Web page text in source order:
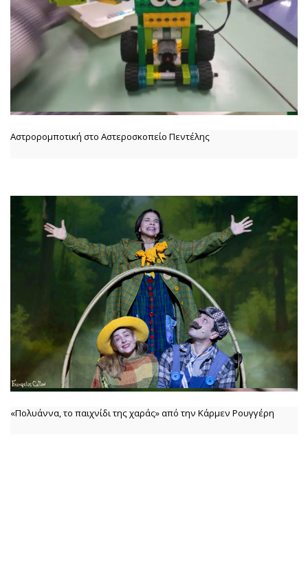
Αστρορομποτική στο Αστεροσκοπείο Πεντέλης
«Πολυάννα, το παιχνίδι της χαράς» από την Κάρμεν Ρουγγέρη